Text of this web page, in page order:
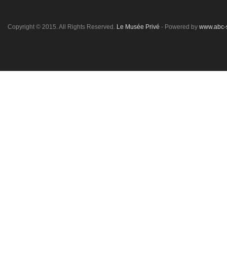
Copyright © 2015. All Rights Reserved. Le Musée Privé - Powered by